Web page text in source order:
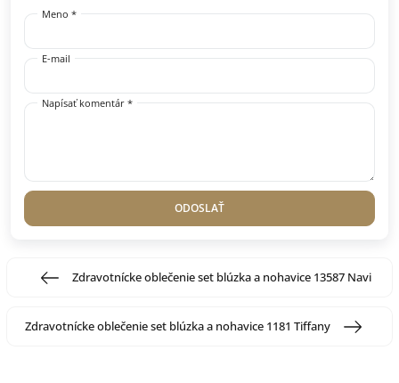
Meno *
E-mail
Napísať komentár *
ODOSLAŤ
Zdravotnícke oblečenie set blúzka a nohavice 13587 Navi
Zdravotnícke oblečenie set blúzka a nohavice 1181 Tiffany